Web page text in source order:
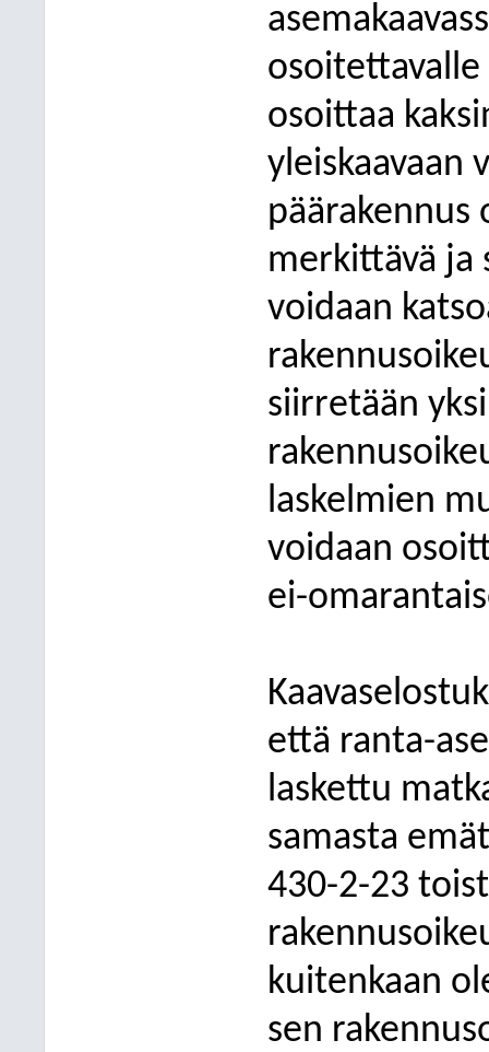
osoittaa
yleiskaavaan
merkittävä ja
voidaan
siirretään
laskelmien
voidaan
ei-
että ranta-
laskettu
samasta
430-2-23
kuitenkaan
sen